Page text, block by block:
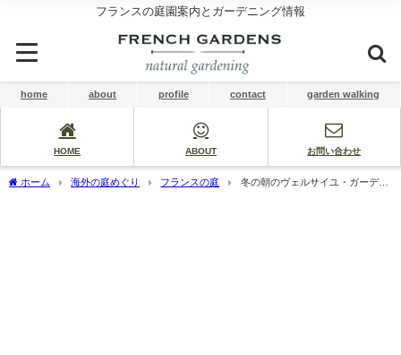
フランスの庭園案内とガーデニング情報
home about profile contact garden walking
HOME ABOUT お問い合わせ
ホーム 海外の庭めぐり フランスの庭
冬の朝のヴェルサイユ・ガーデン